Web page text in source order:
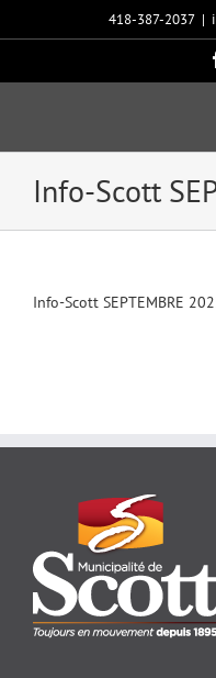
418-387-2037 |
Info-Scott
Info-Scott SEPTEMBRE